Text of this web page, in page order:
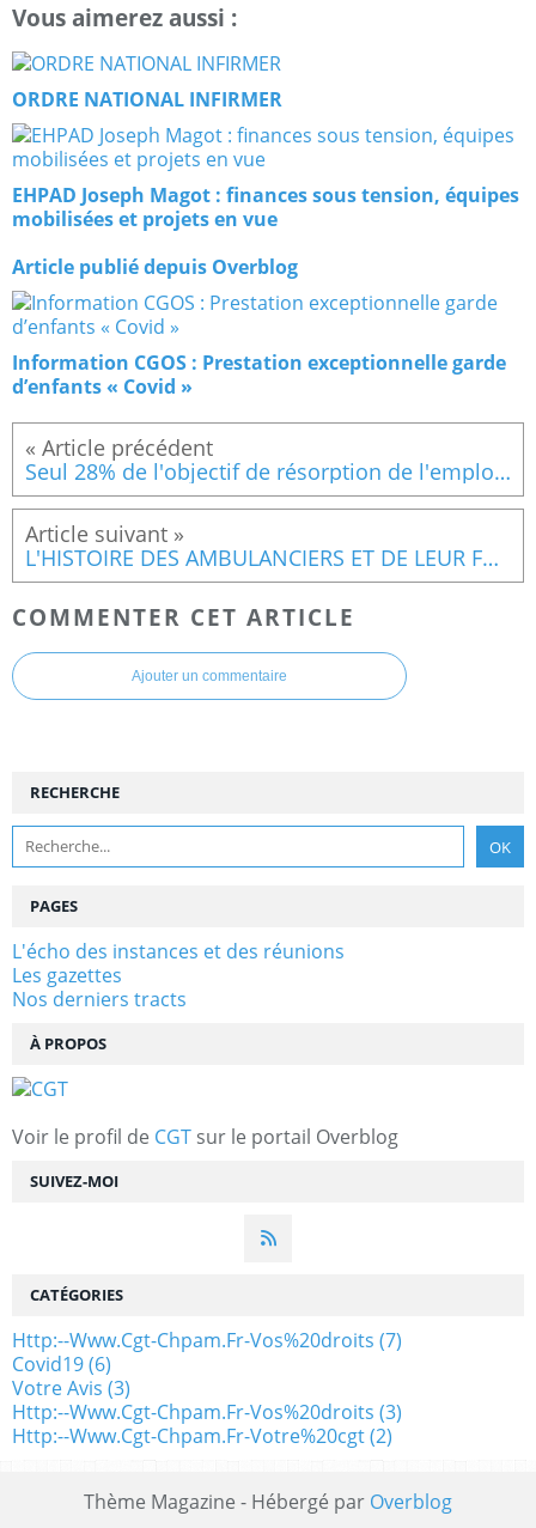
Vous aimerez aussi :
ORDRE NATIONAL INFIRMER
EHPAD Joseph Magot : finances sous tension, équipes
mobilisées et projets en vue
Article publié depuis Overblog
Information CGOS : Prestation exceptionnelle garde
d’enfants « Covid »
Seul 28% de l'objectif de résorption de l'emploi précaire a été atteint à l'hôpital depuis 2012
L'HISTOIRE DES AMBULANCIERS ET DE LEUR FORMATION
COMMENTER CET ARTICLE
Ajouter un commentaire
SUIVEZ-MOI
RECHERCHE
À PROPOS
Voir le profil de CGT sur le portail Overblog
PAGES
L'écho des instances et des réunions
Les gazettes
Nos derniers tracts
CATÉGORIES
Http:--www.cgt-Chpam.fr-Vos%20droits (7)
Covid19(6)
Votre Avis (3)
Http:--www.cgt-Chpam.fr-Vos%20droits (3)
Http:--www.cgt-Chpam.fr-Votre%20cgt(2)
Thème Magazine - Hébergé par Overblog